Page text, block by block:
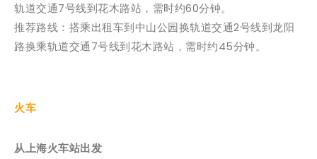
轨道交通7号线到花木路站，需时约60分钟。
推荐路线：搭乘出租车到中山公园换轨道交通2号线到龙阳
路换乘轨道交通7号线到花木路站，需时约45分钟。
火车
从上海火车站出发